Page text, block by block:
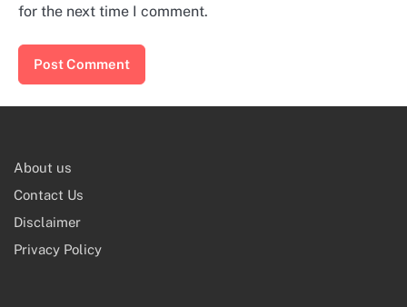
for the next time I comment.
About us
Contact Us
Disclaimer
Privacy Policy